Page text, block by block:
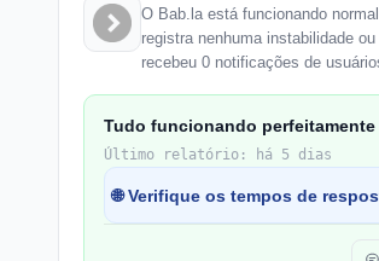
O Bab.la está funcionando
registra nenhuma instabilidade
recebeu 0 notificações de
Tudo funcionando perfeitamente
Último relatório: há 5 dias
🌐 Verifique os tempos de